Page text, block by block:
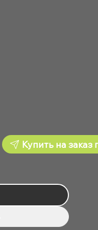
Купить на